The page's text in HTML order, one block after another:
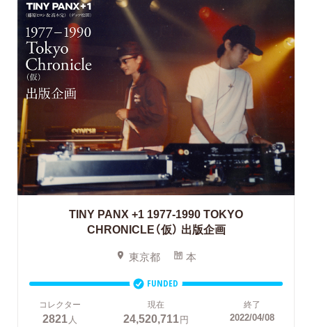
TINY PANX +1 1977-1990 TOKYO
CHRONICLE（仮） 出版企画
東京都 本
FUNDED
コレクター
2821 人
現在
24,520,711円
終了
2022/04/08